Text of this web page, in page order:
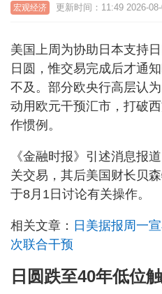
宏观经济 更新时间：11:49 2026-
美国上周为协助日本支持
日圆，惟交易完成后才通
不及。部分欧央行高层认
动用欧元干预汇市，打破
作惯例。
《金融时报》引述消息报
关交易，其后美国财长贝
于8月1日讨论有关操作。
相关文章： 日美据报周一
次联合干预
日圆跌至40年低位